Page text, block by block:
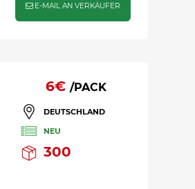
E-MAIL AN VERKÄUFER
6€ /PACK
DEUTSCHLAND
NEU
300